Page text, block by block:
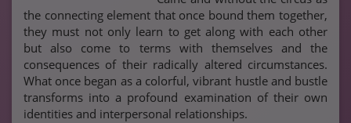
the connecting element that once bound them together,
they must not only learn to get along with each other
but also come to terms with themselves and the
consequences of their radically altered circumstances.
What once began as a colorful, vibrant hustle and bustle
transforms into a profound examination of their own
identities and interpersonal relationships.